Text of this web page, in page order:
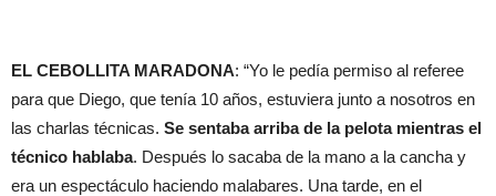
EL CEBOLLITA MARADONA: “Yo le pedía permiso al referee
para que Diego, que tenía 10 años, estuviera junto a nosotros en
las charlas técnicas. Se sentaba arriba de la pelota mientras el
técnico hablaba. Después lo sacaba de la mano a la cancha y
era un espectáculo haciendo malabares. Una tarde, en el